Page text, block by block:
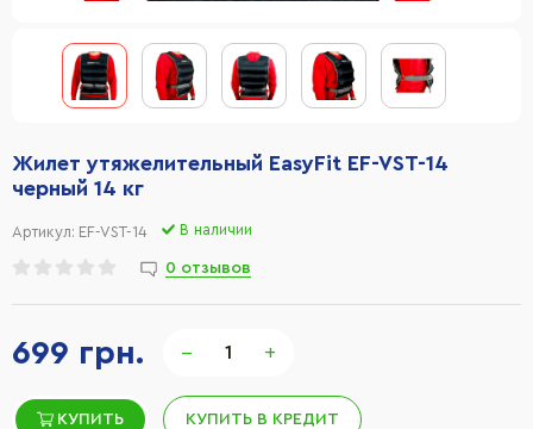
699 грн. − +
КУПИТЬ КУПИТЬ В КРЕДИТ
Жилет утяжелительный EasyFit EF-VST-14
черный 14 кг
Артикул: EF-VST-14 В наличии
0 отзывов